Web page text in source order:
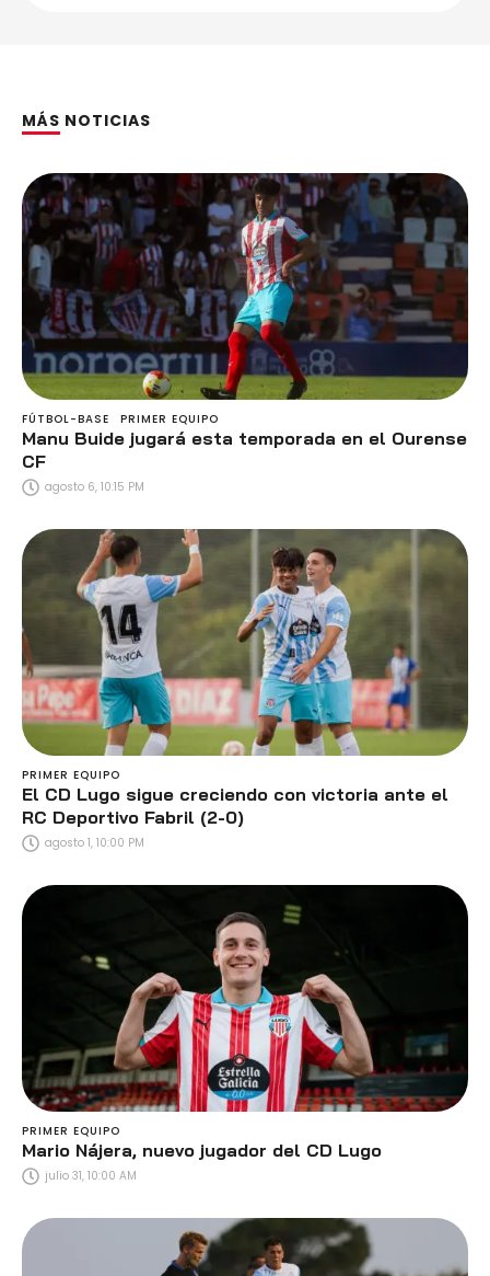
MÁS NOTICIAS
FÚTBOL-BASE PRIMER EQUIPO
Manu Buide jugará esta temporada en el Ourense
CF
agosto 6, 10:15 PM
PRIMER EQUIPO
El CD Lugo sigue creciendo con victoria ante el
RC Deportivo Fabril (2-0)
agosto 1, 10:00 PM
PRIMER EQUIPO
Mario Nájera, nuevo jugador del CD Lugo
julio 31, 10:00 AM